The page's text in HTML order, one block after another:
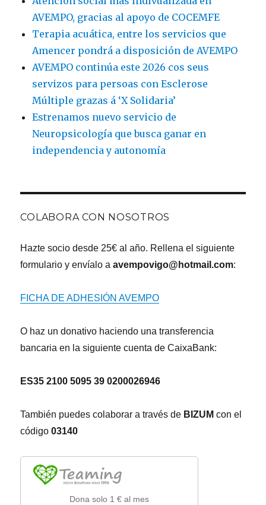
Múltiple
AVEMPO, gracias al apoyo de COCEMFE
Terapia acuática, entre los servicios que
Amencer pondrá a disposición de AVEMPO
AVEMPO continúa este 2026 cos seus
servizos para persoas con Esclerose
Múltiple grazas á ‘X Solidaria’
Estrenamos nuevo servicio de
Neuropsicología que busca ganar en
independencia y autonomía
COLABORA CON NOSOTROS
Hazte socio desde 25€ al año. Rellena el siguiente
formulario y envíalo aavempovigo@hotmail.com:
FICHA DE ADHESIÓN AVEMPO
O haz un donativo haciendo una transferencia
bancaria en la siguiente cuenta de CaixaBank:
ES35 2100 5095 39 0200026946
También puedes colaborar a través de BIZUM con el
código 03140